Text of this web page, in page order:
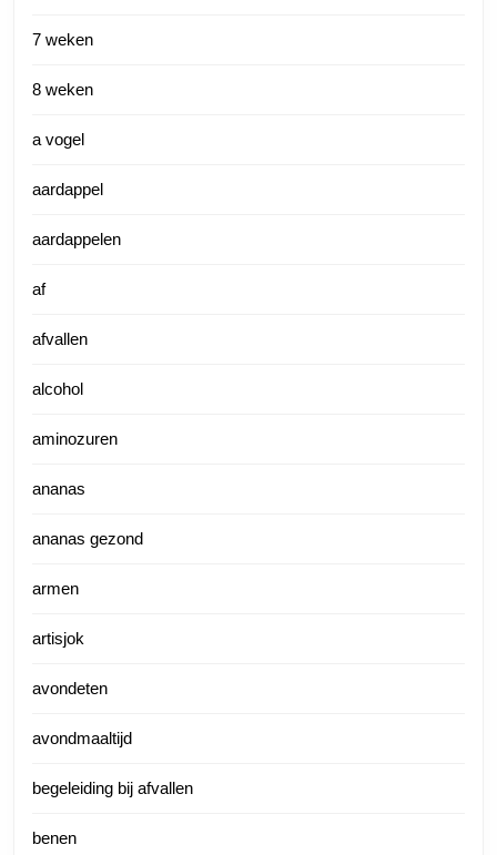
7 weken
8 weken
a vogel
aardappel
aardappelen
af
afvallen
alcohol
aminozuren
ananas
ananas gezond
armen
artisjok
avondeten
avondmaaltijd
begeleiding bij afvallen
benen